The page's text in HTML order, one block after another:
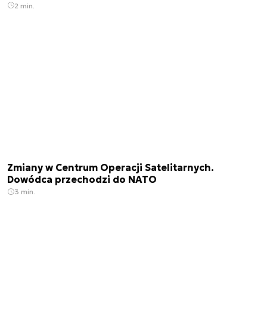
2 min.
Zmiany w Centrum Operacji Satelitarnych.
Dowódca przechodzi do NATO
3 min.